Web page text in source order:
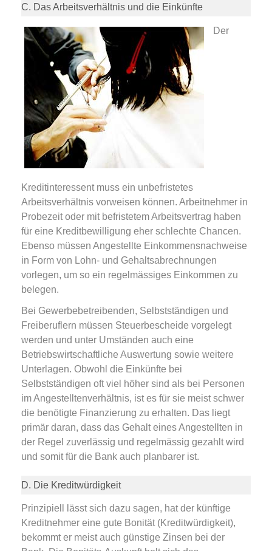
C. Das Arbeitsverhältnis und die Einkünfte
Der
Kreditinteressent muss ein unbefristetes
Arbeitsverhältnis vorweisen können. Arbeitnehmer in
Probezeit oder mit befristetem Arbeitsvertrag haben
für eine Kreditbewilligung eher schlechte Chancen.
Ebenso müssen Angestellte Einkommensnachweise
in Form von Lohn- und Gehaltsabrechnungen
vorlegen, um so ein regelmässiges Einkommen zu
belegen.
Bei Gewerbebetreibenden, Selbstständigen und
Freiberuflern müssen Steuerbescheide vorgelegt
werden und unter Umständen auch eine
Betriebswirtschaftliche Auswertung sowie weitere
Unterlagen. Obwohl die Einkünfte bei
Selbstständigen oft viel höher sind als bei Personen
im Angestelltenverhältnis, ist es für sie meist schwer
die benötigte Finanzierung zu erhalten. Das liegt
primär daran, dass das Gehalt eines Angestellten in
der Regel zuverlässig und regelmässig gezahlt wird
und somit für die Bank auch planbarer ist.
D. Die Kreditwürdigkeit
Prinzipiell lässt sich dazu sagen, hat der künftige
Kreditnehmer eine gute Bonität (Kreditwürdigkeit),
bekommt er meist auch günstige Zinsen bei der